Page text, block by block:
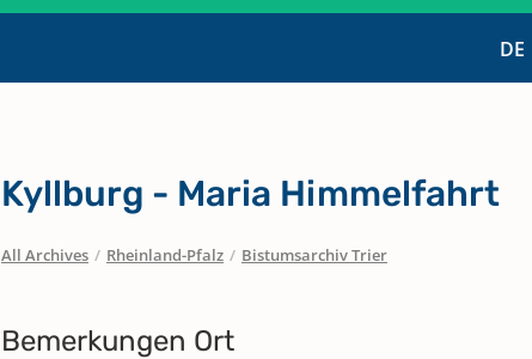
DE
Kyllburg - Maria Himmelfahrt
All Archives / Rheinland-Pfalz / Bistumsarchiv Trier
Bemerkungen Ort